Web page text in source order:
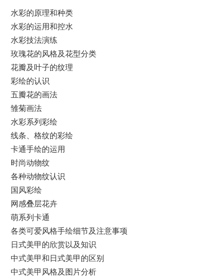
水彩的原理和种类
水彩的运用和控水
水彩技法演练
玫瑰花的风格及花型分类
花瓣及叶子的纹理
彩绘的认识
五瓣花的画法
雏菊画法
水彩系列彩绘
线条、格纹的彩绘
卡通手绘的运用
时尚动物纹
各种动物纹认识
国风彩绘
网感叠层花卉
萌系列卡通
各类可爱风格手绘细节及注意事项
日式美甲的欣赏以及知识
中式美甲和日式美甲的区别
中式美甲风格及图片分析